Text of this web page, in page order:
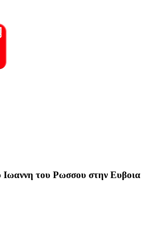
του Ρωσσου στην Ευβοια